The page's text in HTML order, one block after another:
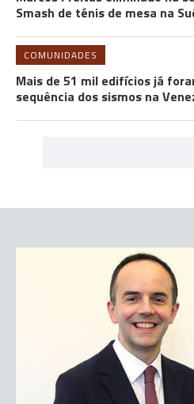
Smash de ténis de mesa na
COMUNIDADES
Mais de 51 mil edifícios já
sequência dos sismos na